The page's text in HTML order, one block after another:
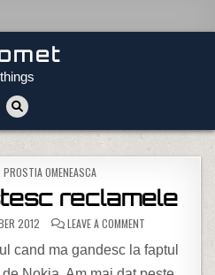
things
PROSTIA OMENEASCA
reclamele
2012 LEAVE A COMMENTON CUM TE
cand ma gandesc la faptul